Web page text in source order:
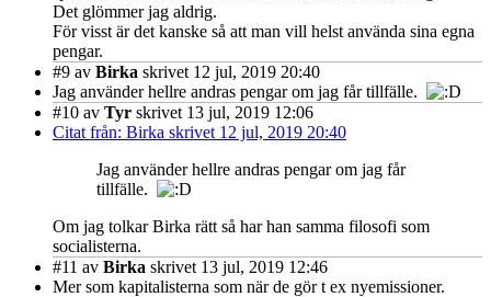
Det glömmer jag aldrig.
För visst är det kanske så att man vill helst använda sina egna
pengar.
#9 av Birka skrivet 12 jul, 2019 20:40
Jag använder hellre andras pengar om jag får tillfälle.
#10 av Tyr skrivet 13 jul, 2019 12:06
Citat från: Birka skrivet 12 jul, 2019 20:40
Jag använder hellre andras pengar om jag får
tillfälle.
Om jag tolkar Birka rätt så har han samma filosofi som
socialisterna.
#11 av Birka skrivet 13 jul, 2019 12:46
Mer som kapitalisterna som när de gör t ex nyemissioner.